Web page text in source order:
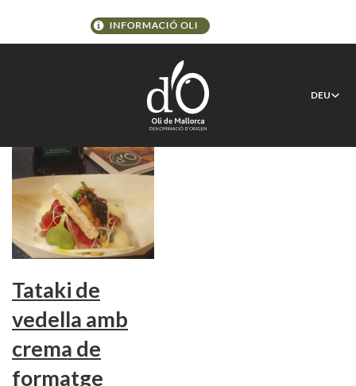
DEU
Schlagwort:ricardo @de
Tataki de
vedella amb
crema de
formatge